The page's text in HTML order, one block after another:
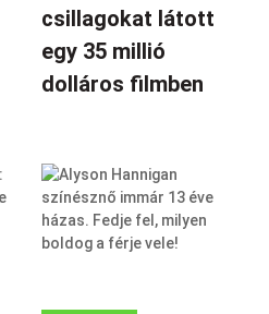
csillagokat látott
egy 35 millió
dolláros filmben